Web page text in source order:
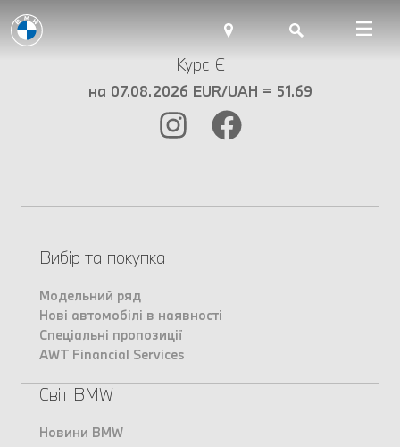
Курс €
на 07.08.2026 EUR/UAH = 51.69
Вибір та покупка
Модельний ряд
Нові автомобілі в наявності
Спеціальні пропозиції
AWT Financial Services
Світ BMW
Новини BMW